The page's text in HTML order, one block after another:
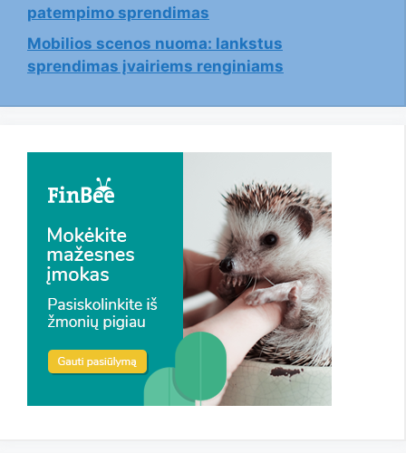
patempimo sprendimas
Mobilios scenos nuoma: lankstus
sprendimas įvairiems renginiams